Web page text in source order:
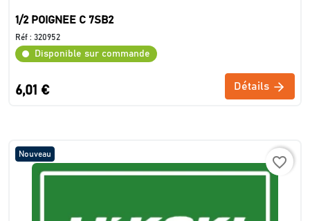
1/2 POIGNEE C 7SB2
Réf : 320952
Disponible sur commande
6,01 € Détails
Nouveau
favorite_border